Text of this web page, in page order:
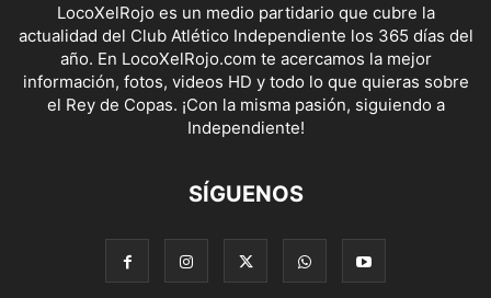
LocoXelRojo es un medio partidario que cubre la
actualidad del Club Atlético Independiente los 365 días del
año. En LocoXelRojo.com te acercamos la mejor
información, fotos, videos HD y todo lo que quieras sobre
el Rey de Copas. ¡Con la misma pasión, siguiendo a
Independiente!
SÍGUENOS